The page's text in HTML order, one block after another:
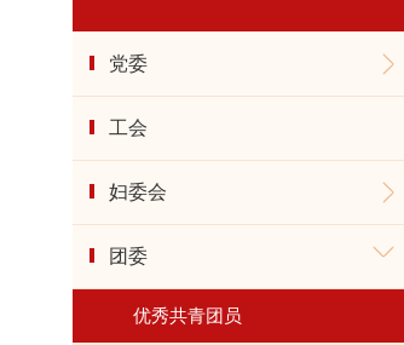
党委
工会
妇委会
团委
优秀共青团员